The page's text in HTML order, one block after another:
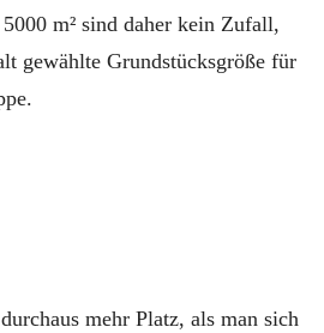
m² sind daher kein Zufall,
gewählte Grundstücksgröße für
mehr Platz, als man sich